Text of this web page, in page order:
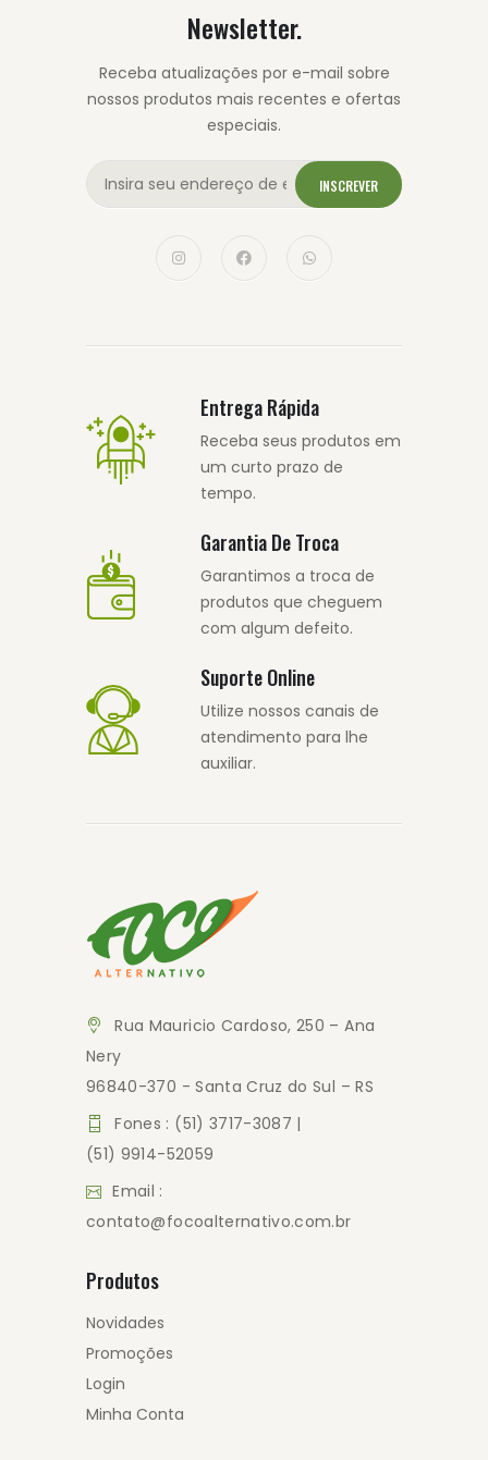
Newsletter.
Receba atualizações por e-mail sobre
nossos produtos mais recentes e ofertas
especiais.
INSCREVER
Entrega Rápida
Receba seus produtos em
um curto prazo de
tempo.
Garantia De Troca
Garantimos a troca de
produtos que cheguem
com algum defeito.
Suporte Online
Utilize nossos canais de
atendimento para lhe
auxiliar.
Rua Mauricio Cardoso, 250 – Ana
Nery
96840-370 - Santa Cruz do Sul – RS
Fones : (51) 3717-3087 |
(51) 9914-52059
Email :
contato@focoalternativo.com.br
Produtos
Novidades
Promoções
Login
Minha Conta